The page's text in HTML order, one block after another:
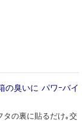
の臭いに パワｰバイ
タの裏に貼るだけ｡交